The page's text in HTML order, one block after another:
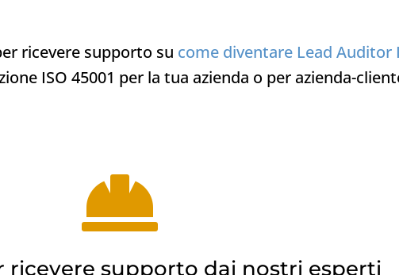
ricevere supporto su come diventare Lead Auditor
ISO 45001 per la tua azienda o per azienda-

ricevere supporto dai nostri esperti